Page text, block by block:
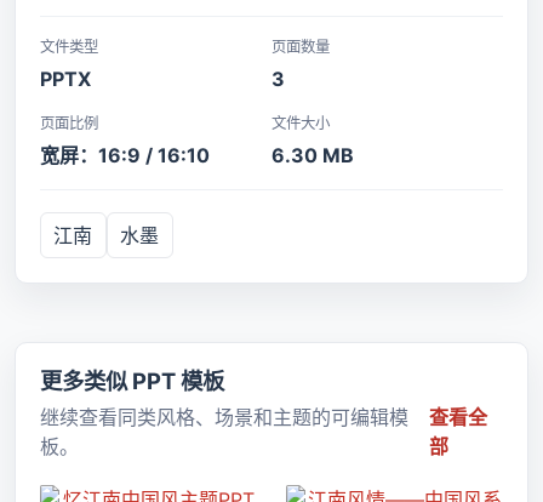
文件类型
PPTX
页面数量
3
页面比例
宽屏：16:9 / 16:10
文件大小
6.30 MB
江南 水墨
更多类似 PPT 模板
继续查看同类风格、场景和主题的可编辑模
板。
查看全
部